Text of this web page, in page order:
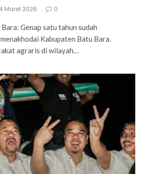
Maret 2026 0
Bara: Genap satu tahun sudah
Kabupaten Batu Bara.
agraris di wilayah…